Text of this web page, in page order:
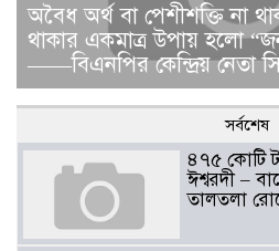
​​অবৈধ অর্থ বা পেশীশক্তি না
থাকার একমাত্র উপায় হলো
——বিএনপির কেন্দ্রিয় নেতা
সর্বশেষ
৪৭৫ কোটি
ঈশ্বরদী –
তালতলা